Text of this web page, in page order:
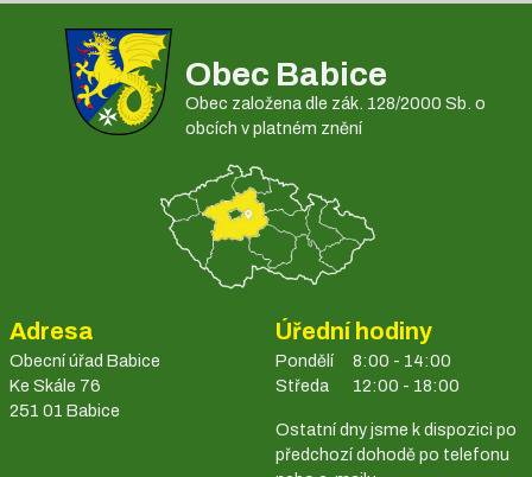
Obec Babice
Obec založena dle zák. 128/2000 Sb. o
obcích v platném znění
Adresa
Obecní úřad Babice
Ke Skále 76
251 01 Babice
Úřední hodiny
Pondělí
Středa
8:00 - 14:00
12:00 - 18:00
Ostatní dny jsme k dispozici po
předchozí dohodě po telefonu